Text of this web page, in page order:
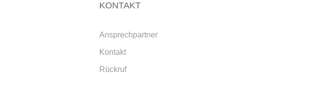
KONTAKT
Ansprechpartner
Kontakt
Rückruf